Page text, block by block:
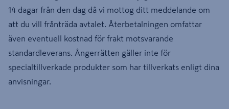
14 dagar från den dag då vi mottog ditt meddelande om
att du vill frånträda avtalet. Återbetalningen omfattar
även eventuell kostnad för frakt motsvarande
standardleverans. Ångerrätten gäller inte för
specialtillverkade produkter som har tillverkats enligt dina
anvisningar.